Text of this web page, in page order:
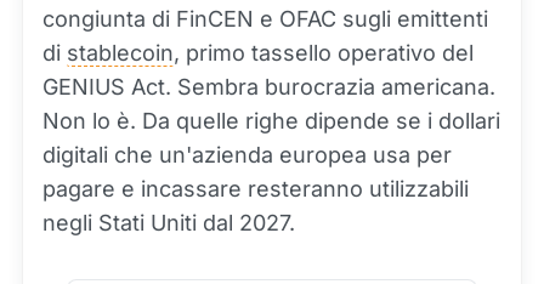
congiunta di FinCEN e OFAC sugli emittenti
di stablecoin, primo tassello operativo del
GENIUS Act. Sembra burocrazia americana.
Non lo è. Da quelle righe dipende se i dollari
digitali che un'azienda europea usa per
pagare e incassare resteranno utilizzabili
negli Stati Uniti dal 2027.